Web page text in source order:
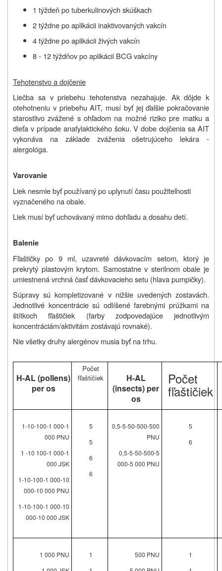
1 týždeň po tuberkulinových skúškach
2 týždne po aplikácii inaktivovaných vakcín
4 týždne po aplikácii živých vakcín
8 ‑ 12 týždňov po aplikácii BCG vakcíny
Tehotenstvo a dojčenie
Liečba sa v priebehu tehotenstva nezahajuje. Ak dôjde k
otehotneniu v priebehu AIT, musí byť jej ďalšie pokračovanie
starostlivo zvážené s ohľadom na možné riziko pre matku a
dieťa v prípade anafylaktického šoku. V dobe dojčenia sa AIT
vykonáva na základe zváženia ošetrujúceho lekára -
alergológa.
Varovanie
Liek nesmie byť používaný po uplynutí času použiteľnosti
vyznačeného na obale.
Liek musí byť uchovávaný mimo dohľadu a dosahu detí.
Balenie
Fľaštičky po 9 ml, uzavreté dávkovacím setom, ktorý je
prekrytý plastovým krytom. Samostatne v sterilnom obale je
umiestnená vrchná časť dávkovacieho setu (hlava pumpičky).
Súpravy sú kompletizované v nižšie uvedených zostavách.
Jednotlivé koncentrácie sú odlíšené farebnými prúžkami na
štítkoch fľaštičiek (farby zodpovedajúce jednotlivým
koncentráciám/aktivitám zostávajú rovnaké).
Nie všetky druhy alergénov musia byť na trhu.
H-AL (pollens)
per os
Počet
fľaštičiek
H-AL
(insects) per
os
Počet
fľaštičiek
1-10-100-1 000-1
000 PNU
1 -10 100-1 000-1
000 JSK
1-10-100-1 000-10
000-10 000 PNU
1-10-100-1 000-10
000‑10 000 JSK
5
5
6
6
0,5-5-50-500-500
PNU
0,5-5-50-500‑5
000‑5 000 PNU
5
6
1 000 PNU
1
500 PNU
1